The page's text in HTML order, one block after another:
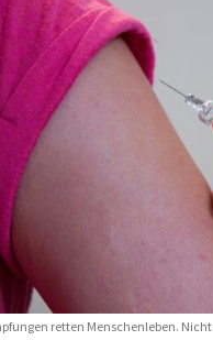
retten Menschenleben.